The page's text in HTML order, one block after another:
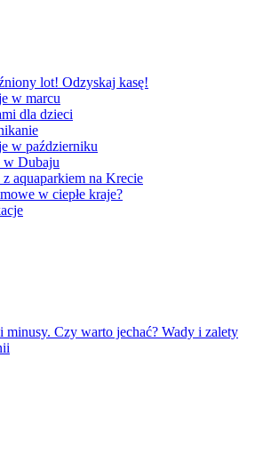
lot! Odzyskaj kasę!
w marcu
dla dzieci
w październiku
w Dubaju
aquaparkiem na Krecie
w ciepłe kraje?
minusy. Czy warto jechać? Wady i zalety